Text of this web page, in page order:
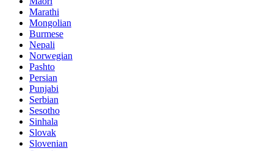
Marathi
Mongolian
Burmese
Nepali
Norwegian
Pashto
Persian
Punjabi
Serbian
Sesotho
Sinhala
Slovak
Slovenian